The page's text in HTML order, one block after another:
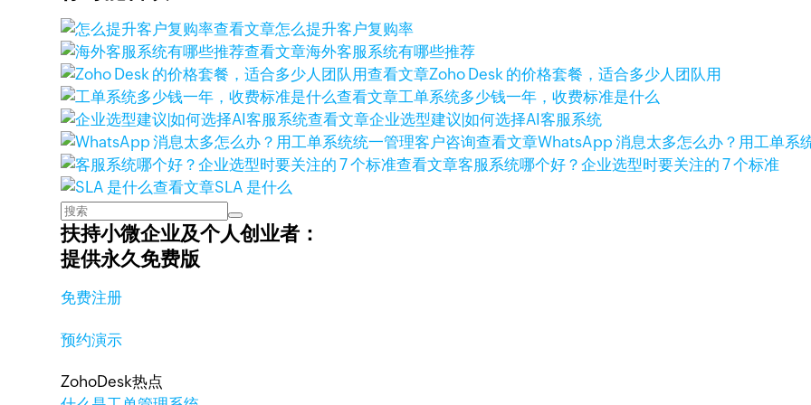
查看文章怎么提升客户复购率
查看文章海外客服系统有哪些推荐
查看文章Zoho Desk 的价格套餐，适合多少人团队用
查看文章工单系统多少钱一年，收费标准是什么
查看文章企业选型建议|如何选择AI客服系统
查看文章WhatsApp 消息太多怎么办？用工单系
查看文章客服系统哪个好？企业选型时要关注的 7 个标准
查看文章SLA 是什么
扶持小微企业及个人创业者：
提供永久免费版
免费注册
预约演示
ZohoDesk热点